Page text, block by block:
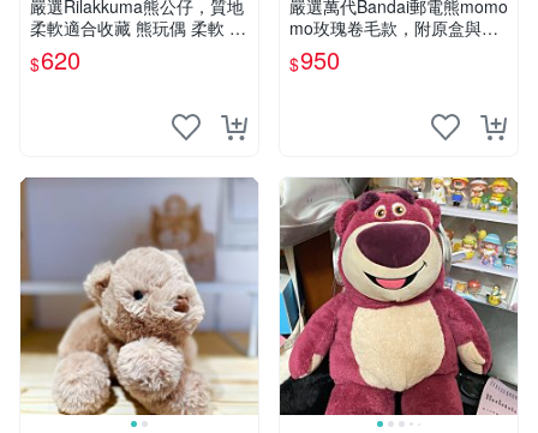
嚴選Rilakkuma熊公仔，質地
柔軟適合收藏 熊玩偶 柔軟 公
仔 收藏
$620
嚴選萬代Bandai郵電熊momo
mo玫瑰卷毛款，附原盒與吊
牌，粉嫩可愛入手即柔軟～
玫瑰卷毛 郵電熊 正品
$950